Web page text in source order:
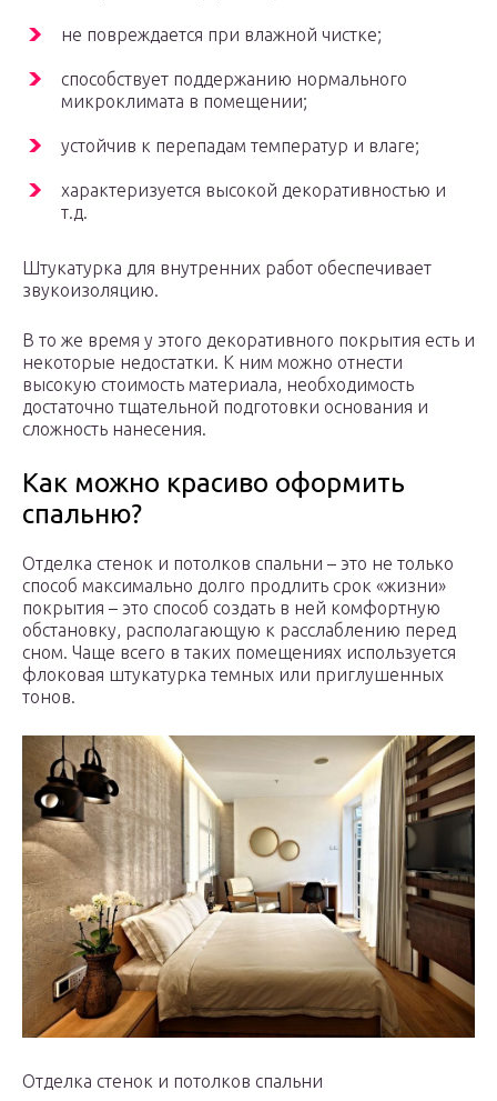
не повреждается при влажной чистке;
способствует поддержанию нормального
микроклимата в помещении;
устойчив к перепадам температур и влаге;
характеризуется высокой декоративностью и
т.д.
Штукатурка для внутренних работ обеспечивает
звукоизоляцию.
В то же время у этого декоративного покрытия есть и
некоторые недостатки. К ним можно отнести
высокую стоимость материала, необходимость
достаточно тщательной подготовки основания и
сложность нанесения.
Как можно красиво оформить
спальню?
Отделка стенок и потолков спальни – это не только
способ максимально долго продлить срок «жизни»
покрытия – это способ создать в ней комфортную
обстановку, располагающую к расслаблению перед
сном. Чаще всего в таких помещениях используется
флоковая штукатурка темных или приглушенных
тонов.
Отделка стенок и потолков спальни